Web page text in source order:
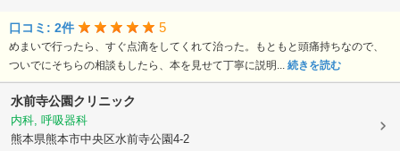
口コミ: 2件 5
めまいで行ったら、すぐ点滴をしてくれて治った。もともと頭痛持ちなので、
ついでにそちらの相談もしたら、本を見せて丁寧に説明... 続きを読む
水前寺公園クリニック
内科, 呼吸器科
熊本県熊本市中央区水前寺公園4-2